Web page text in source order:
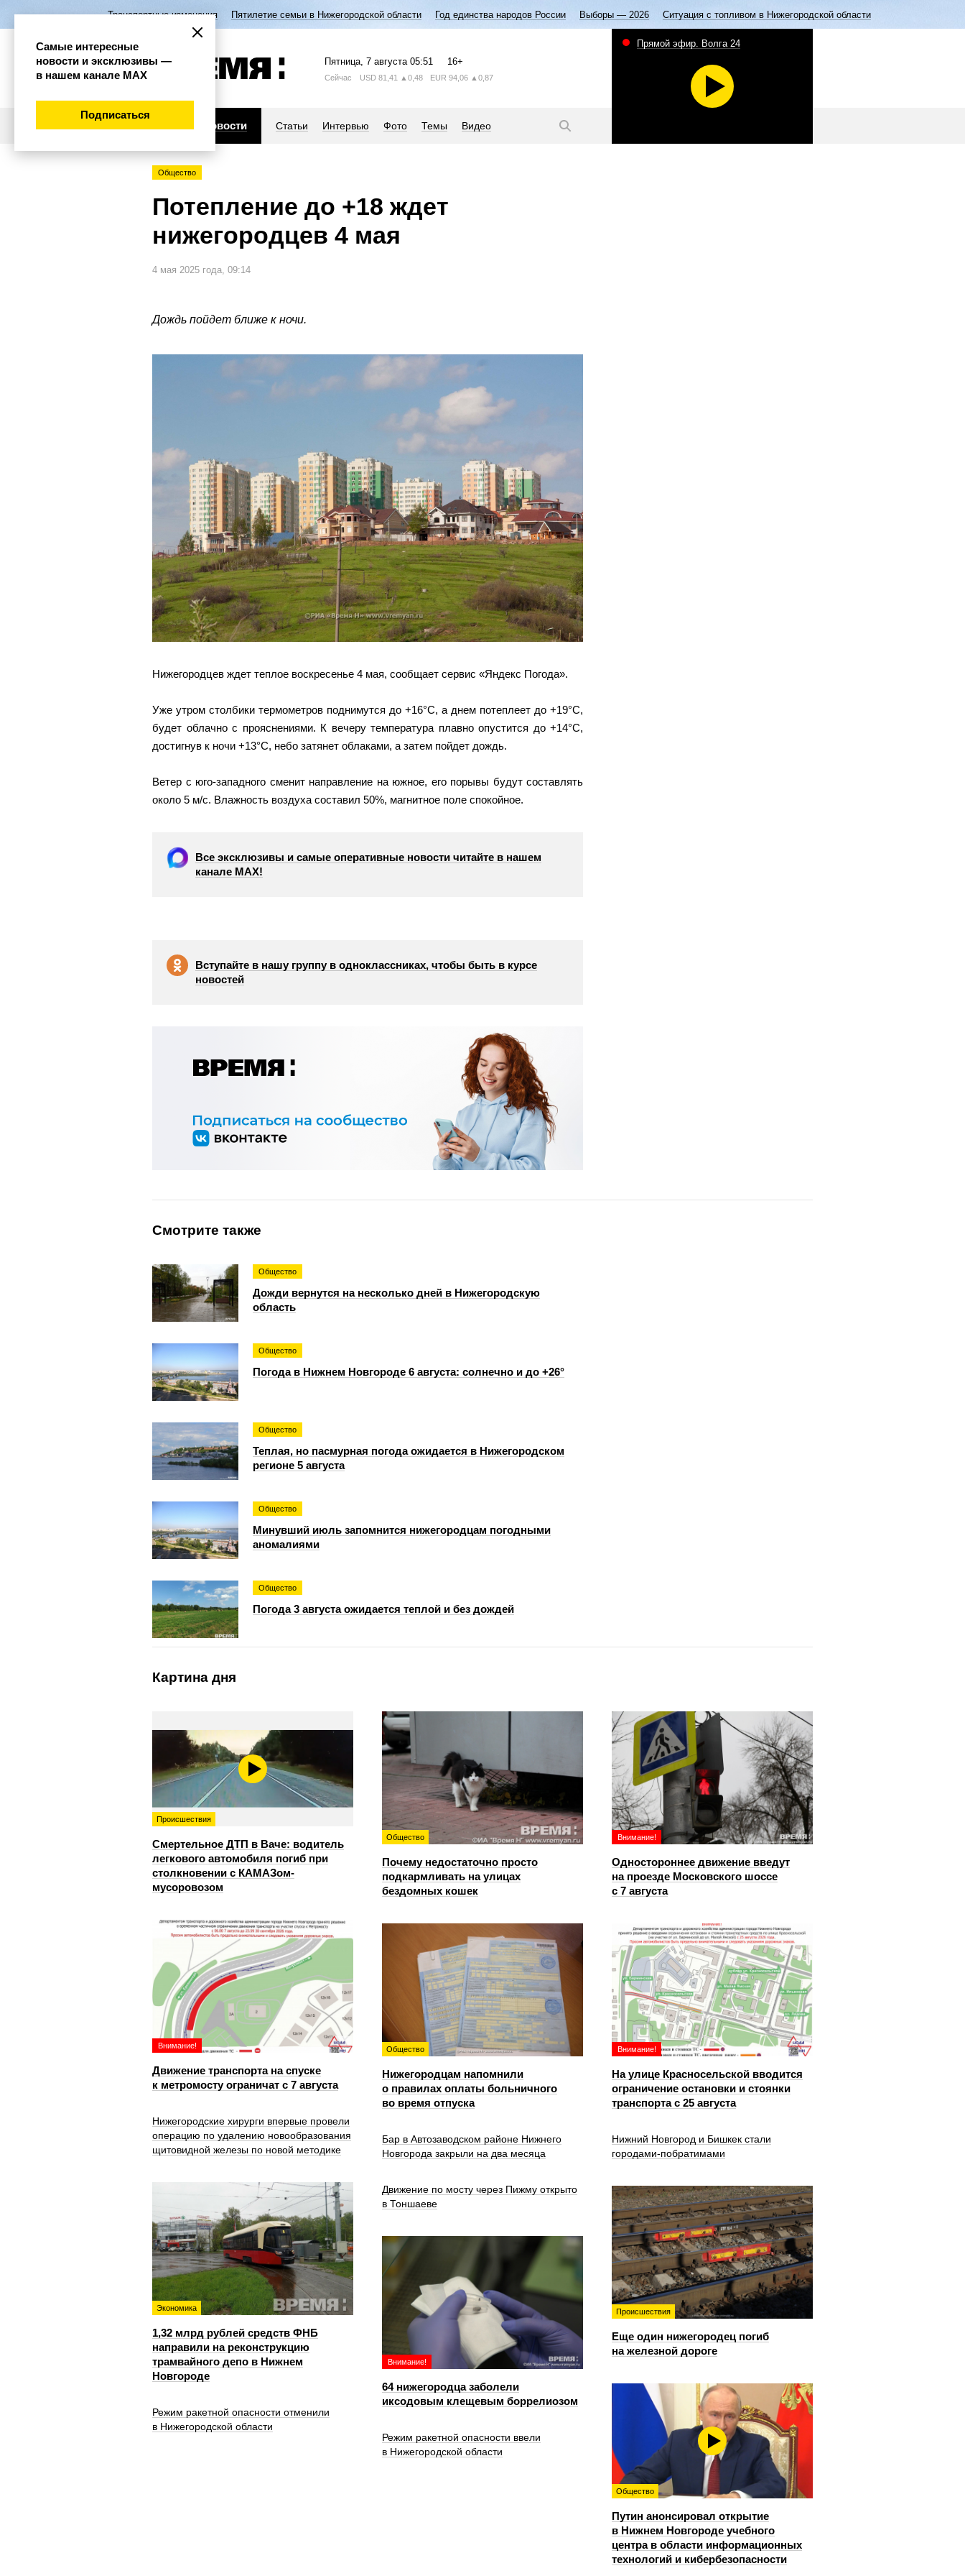
Транспортные изменения Пятилетие семьи в Нижегородской области Год единства народов России Выборы — 2026 Ситуация с топливом в Нижегородской области
Пятница, 7 августа 05:51 16+
Сейчас USD 81,41 ▲0,48 EUR 94,06 ▲0,87
Новости Статьи Интервью Фото Темы Видео
Прямой эфир. Волга 24
Общество
Потепление до +18 ждет
нижегородцев 4 мая
4 мая 2025 года, 09:14
Дождь пойдет ближе к ночи.
Нижегородцев ждет теплое воскресенье 4 мая, сообщает сервис «Яндекс Погода».
Уже утром столбики термометров поднимутся до +16°С, а днем потеплеет до +19°С,
будет облачно с прояснениями. К вечеру температура плавно опустится до +14°С,
достигнув к ночи +13°С, небо затянет облаками, а затем пойдет дождь.
Ветер с юго-западного сменит направление на южное, его порывы будут составлять
около 5 м/с. Влажность воздуха составил 50%, магнитное поле спокойное.
Все эксклюзивы и самые оперативные новости читайте в нашем
канале МАХ!
Вступайте в нашу группу в одноклассниках, чтобы быть в курсе
новостей
Смотрите также
Общество
Дожди вернутся на несколько дней в Нижегородскую
область
Общество
Погода в Нижнем Новгороде 6 августа: солнечно и до +26°
Общество
Теплая, но пасмурная погода ожидается в Нижегородском
регионе 5 августа
Общество
Минувший июль запомнится нижегородцам погодными
аномалиями
Общество
Погода 3 августа ожидается теплой и без дождей
Картина дня
Происшествия
Смертельное ДТП в Ваче: водитель
легкового автомобиля погиб при
столкновении с КАМАЗом-
мусоровозом
Общество
Почему недостаточно просто
подкармливать на улицах
бездомных кошек
Внимание!
Одностороннее движение введут
на проезде Московского шоссе
с 7 августа
Внимание!
Движение транспорта на спуске
к метромосту ограничат с 7 августа
Общество
Нижегородцам напомнили
о правилах оплаты больничного
во время отпуска
Внимание!
На улице Красносельской вводится
ограничение остановки и стоянки
транспорта с 25 августа
Нижегородские хирурги впервые провели
операцию по удалению новообразования
щитовидной железы по новой методике
Бар в Автозаводском районе Нижнего
Новгорода закрыли на два месяца
Нижний Новгород и Бишкек стали
городами-побратимами
Экономика
1,32 млрд рублей средств ФНБ
направили на реконструкцию
трамвайного депо в Нижнем
Новгороде
Движение по мосту через Пижму открыто
в Тоншаеве
Происшествия
Еще один нижегородец погиб
на железной дороге
Внимание!
64 нижегородца заболели
иксодовым клещевым боррелиозом
Общество
Путин анонсировал открытие
в Нижнем Новгороде учебного
центра в области информационных
технологий и кибербезопасности
Режим ракетной опасности отменили
в Нижегородской области
Режим ракетной опасности ввели
в Нижегородской области
Самые интересные
новости и эксклюзивы —
в нашем канале МАХ
Подписаться